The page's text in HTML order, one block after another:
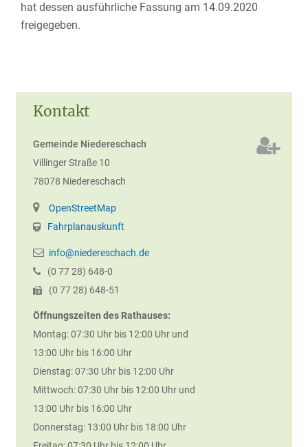
Kontakt
Gemeinde Niedereschach
Villinger Straße 10
78078 Niedereschach
OpenStreetMap
Fahrplanauskunft
info@niedereschach.de
(0 7728) 648-0
(0 7728) 648-51
Öffnungszeiten des Rathauses:
Montag: 07:30 Uhr bis 12:00 Uhr und
13:00 Uhr bis 16:00 Uhr
Dienstag: 07:30 Uhr bis 12:00 Uhr
Mittwoch: 07:30 Uhr bis 12:00 Uhr und
13:00 Uhr bis 16:00 Uhr
Donnerstag: 13:00 Uhr bis 18:00 Uhr
hat dessen ausführliche Fassung am 14.09.2020
freigegeben.